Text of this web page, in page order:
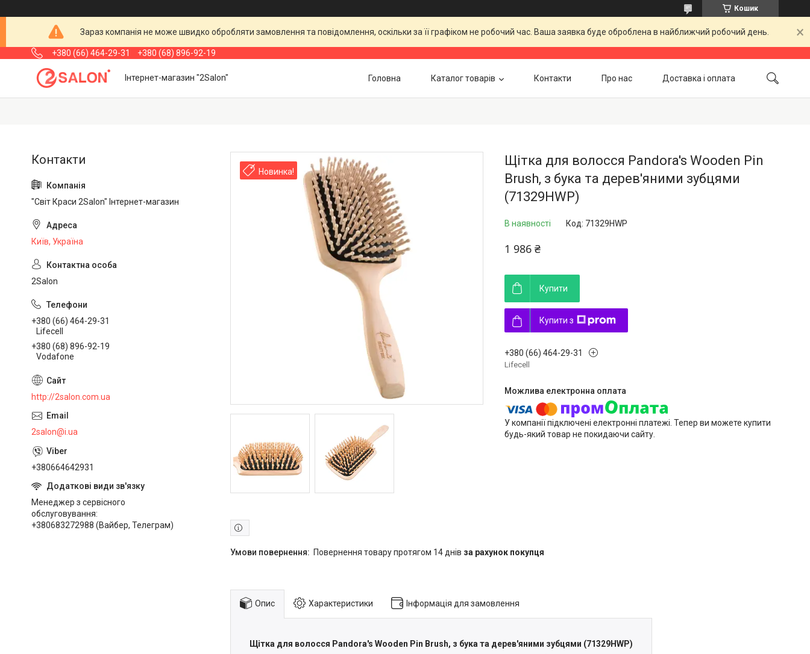
Кошик
Зараз компанія не може швидко обробляти замовлення та повідомлення, оскільки за її графіком не робочий час. Ваша заявка буде оброблена в найближчий робочий день.
+380 (66) 464-29-31 +380 (68) 896-92-19
Інтернет-магазин "2Salon" Головна Каталог товарів Контакти Про нас Доставка і оплата
Новинка!
Щітка для волосся Pandora's Wooden Pin
Brush, з бука та дерев'яними зубцями
(71329HWP)
В наявності Код: 71329HWP
1 986 ₴
Купити
Купити з
+380 (66) 464-29-31
Lifecell
У компанії підключені електронні платежі. Тепер ви можете купити
будь-який товар не покидаючи сайту.
повернення товару протягом 14 днів за рахунок покупця
Опис Характеристики Інформація для замовлення
Щітка для волосся Pandora's Wooden Pin Brush, з бука та дерев'яними зубцями (71329HWP)
"Світ Краси 2Salon" Інтернет-магазин
Київ, Україна
2Salon
+380 (66) 464-29-31
Lifecell
+380 (68) 896-92-19
Vodafone
http://2salon.com.ua
2salon@i.ua
+380664642931
Менеджер з сервісного
обслуговування
+380683272988 (Вайбер, Телеграм)